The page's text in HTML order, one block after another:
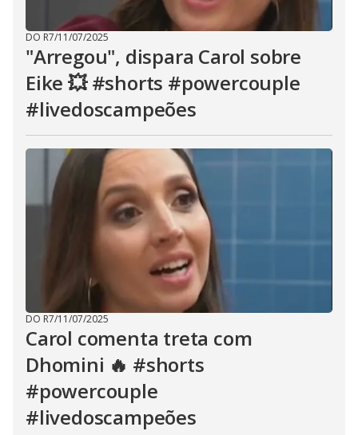
DO R7/11/07/2025
"Arregou", dispara Carol sobre
Eike 💥 #shorts #powercouple
#livedoscampeões
DO R7/11/07/2025
Carol comenta treta com
Dhomini 🔥 #shorts
#powercouple
#livedoscampeões